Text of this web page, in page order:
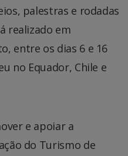
palestras e rodadas
realizado em
entre os dias 6 e 16
no Equador, Chile e
e apoiar a
do Turismo de